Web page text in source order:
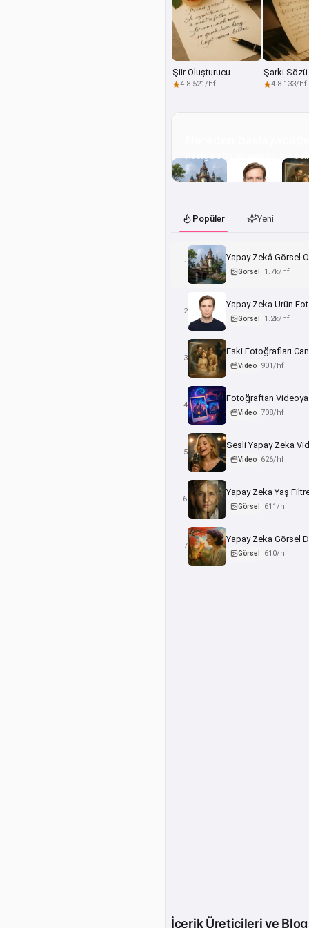
Şiir Oluşturucu
4.8·521/hf 4.8·133/hf
Rastgele bir ön ayar açın —
Popüler Yeni
1
Yapay Zekâ Görsel
Görsel 1.7k/hf
2
Yapay Zeka Ürün
Görsel 1.2k/hf
3
Eski Fotoğrafları
Video 901/hf
4
Fotoğraftan Videoya
Video 708/hf
5
Sesli Yapay Zeka
Video 626/hf
6
Yapay Zeka Yaş
Görsel 611/hf
7
Yapay Zeka Görsel
Görsel 610/hf
İçerik Üreticileri ve